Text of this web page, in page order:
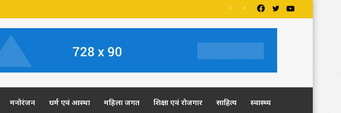
YouTube
Twitter
Facebook
मनोरंजन धर्म एवं आस्था महिला जगत शिक्षा एवं रोजगार साहित्य स्वास्थ्य